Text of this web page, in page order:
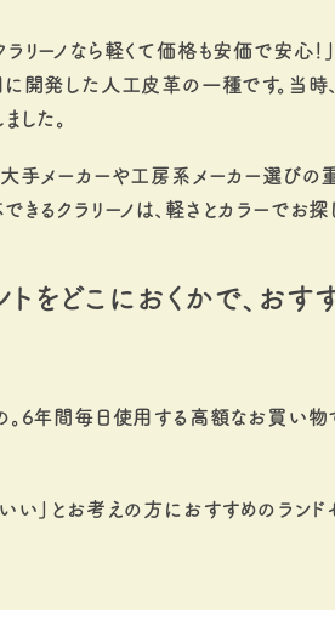
リーノなら軽くて価格も安価で安心！
に開発した人工皮革の一種です。当
した。
手メーカーや工房系メーカー選びの
るクラリーノは、軽さとカラーでお
をどこにおくかで、おす
。6年間毎日使用する高額なお買い
い」とお考えの方におすすめのランド